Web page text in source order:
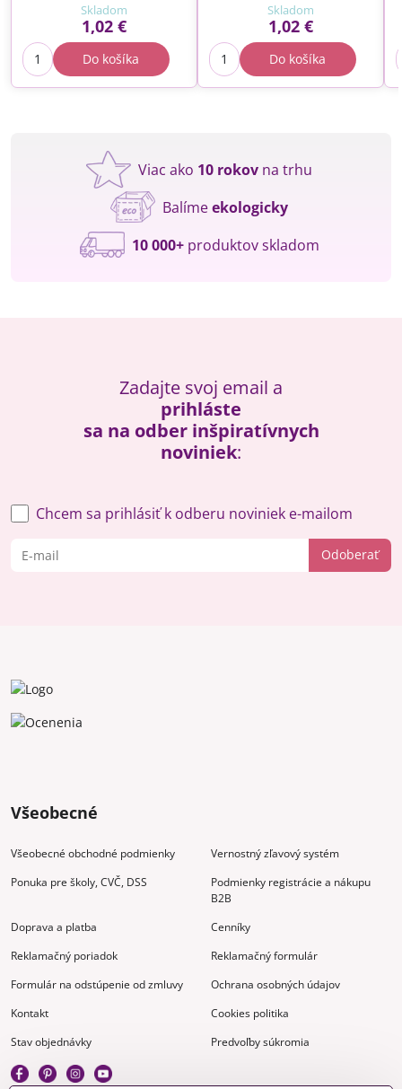
Skladom
1,02 €
Do košíka
Skladom
1,02 €
Do košíka
Viac ako 10 rokov na trhu
Balímeekologicky
10 000+produktov skladom
Zadajte svoj email a
prihláste
sa na odber inšpiratívnych
noviniek:
Odoberať
Chcem sa prihlásiť k odberu noviniek e-mailom
Všeobecné
Všeobecné obchodné podmienky
Vernostný zľavový systém
Ponuka pre školy, CVČ, DSS
Podmienky registrácie a nákupu
B2B
Doprava a platba
Cenníky
Reklamačný poriadok
Reklamačný formulár
Formulár na odstúpenie od zmluvy
Ochrana osobných údajov
Kontakt
Cookies politika
Stav objednávky
Predvoľby súkromia